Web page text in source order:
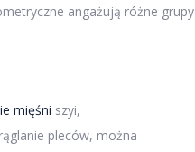
angażują różne grupy
mięśni szyi,
pleców, można